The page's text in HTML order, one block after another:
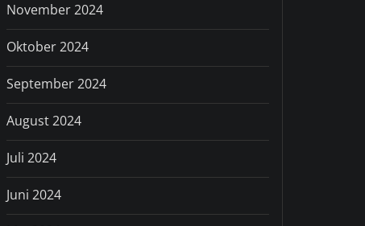
November 2024
Oktober 2024
September 2024
August 2024
Juli 2024
Juni 2024